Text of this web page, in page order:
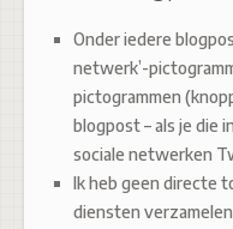
Onder iedere
netwerk’-
pictogrammen
blogpost – als je die
sociale netwerken
Ik heb geen directe
diensten